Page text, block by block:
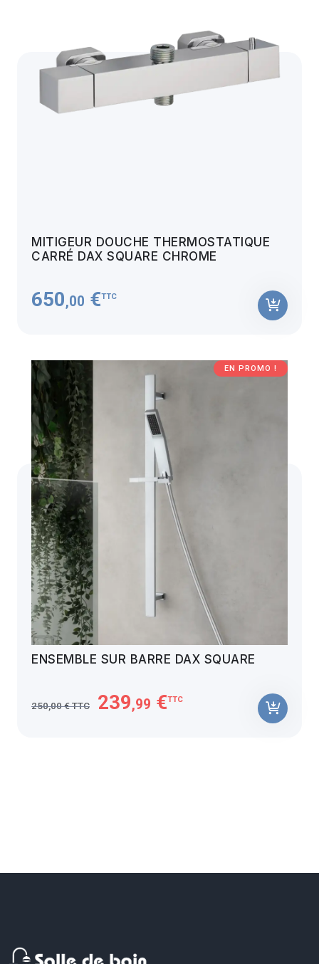
MITIGEUR DOUCHE THERMOSTATIQUE
CARRÉ DAX SQUARE CHROME
650,00 €TTC
EN PROMO !
ENSEMBLE SUR BARRE DAX SQUARE
250,00 € TTC 239,99 €TTC